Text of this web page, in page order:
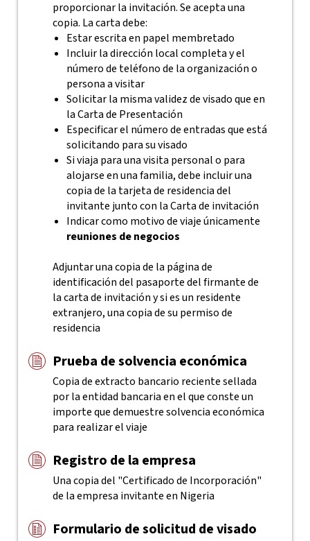
proporcionar la invitación. Se acepta una
copia. La carta debe:
Estar escrita en papel membretado
Incluir la dirección local completa y el
número de teléfono de la organización o
persona a visitar
Solicitar la misma validez de visado que en
la Carta de Presentación
Especificar el número de entradas que está
solicitando para su visado
Si viaja para una visita personal o para
alojarse en una familia, debe incluir una
copia de la tarjeta de residencia del
invitante junto con la Carta de invitación
Indicar como motivo de viaje únicamente
reuniones de negocios
Adjuntar una copia de la página de
identificación del pasaporte del firmante de
la carta de invitación y si es un residente
extranjero, una copia de su permiso de
residencia
Prueba de solvencia económica
Copia de extracto bancario reciente sellada
por la entidad bancaria en el que conste un
importe que demuestre solvencia económica
para realizar el viaje
Registro de la empresa
Una copia del "Certificado de Incorporación"
de la empresa invitante en Nigeria
Formulario de solicitud de visado